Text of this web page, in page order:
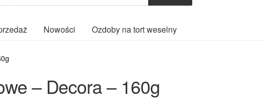
Nowości Ozdoby na tort weselny
– Decora – 160g